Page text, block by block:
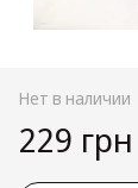
Нет в наличии
229 грн